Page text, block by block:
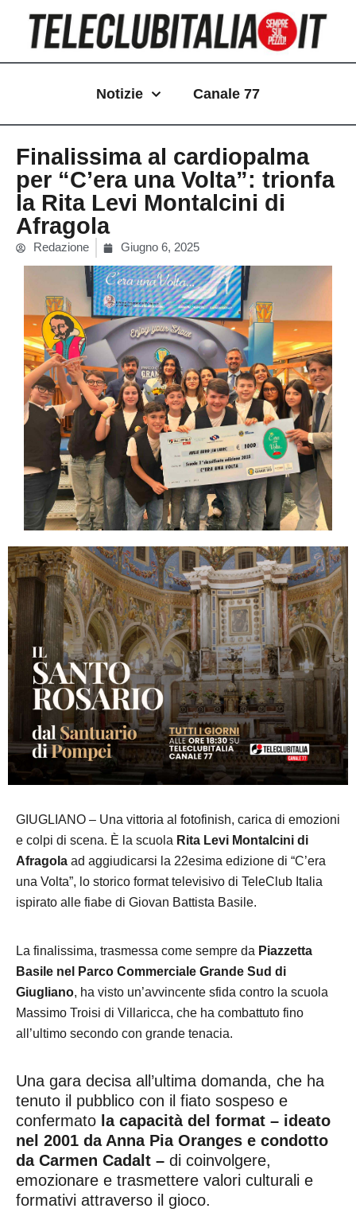
contenuto
Notizie Canale 77
Finalissima al cardiopalma
per “C’era una Volta”: trionfa
la Rita Levi Montalcini di
Afragola
Redazione Giugno 6, 2025
GIUGLIANO – Una vittoria al fotofinish, carica di emozioni
e colpi di scena. È la scuola Rita Levi Montalcini di
Afragola ad aggiudicarsi la 22esima edizione di “C’era
una Volta”, lo storico format televisivo di TeleClub Italia
ispirato alle fiabe di Giovan Battista Basile.
La finalissima, trasmessa come sempre da Piazzetta
Basile nel Parco Commerciale Grande Sud di
Giugliano, ha visto un’avvincente sfida contro la scuola
Massimo Troisi di Villaricca, che ha combattuto fino
all’ultimo secondo con grande tenacia.
Una gara decisa all’ultima domanda, che ha
tenuto il pubblico con il fiato sospeso e
confermato la capacità del format – ideato
nel 2001 da Anna Pia Oranges e condotto
da Carmen Cadalt – di coinvolgere,
emozionare e trasmettere valori culturali e
formativi attraverso il gioco.